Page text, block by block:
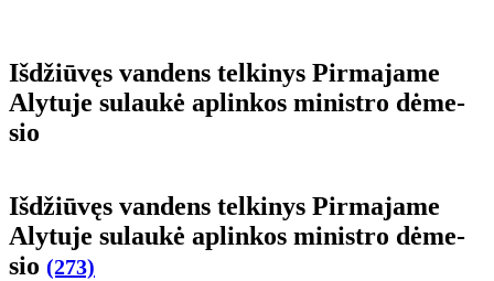
Iš­džiū­vęs van­dens tel­ki­nys Pir­ma­ja­me
Aly­tu­je su­lau­kė ap­lin­kos mi­nist­ro dė­me­
sio
Iš­džiū­vęs van­dens tel­ki­nys Pir­ma­ja­me
Aly­tu­je su­lau­kė ap­lin­kos mi­nist­ro dė­me­
sio (273)